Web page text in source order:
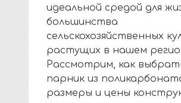
идеальной средой для
большинства
сельскохозяйственных
растущих в нашем
Рассмотрим, как
парник из
размеры и цены